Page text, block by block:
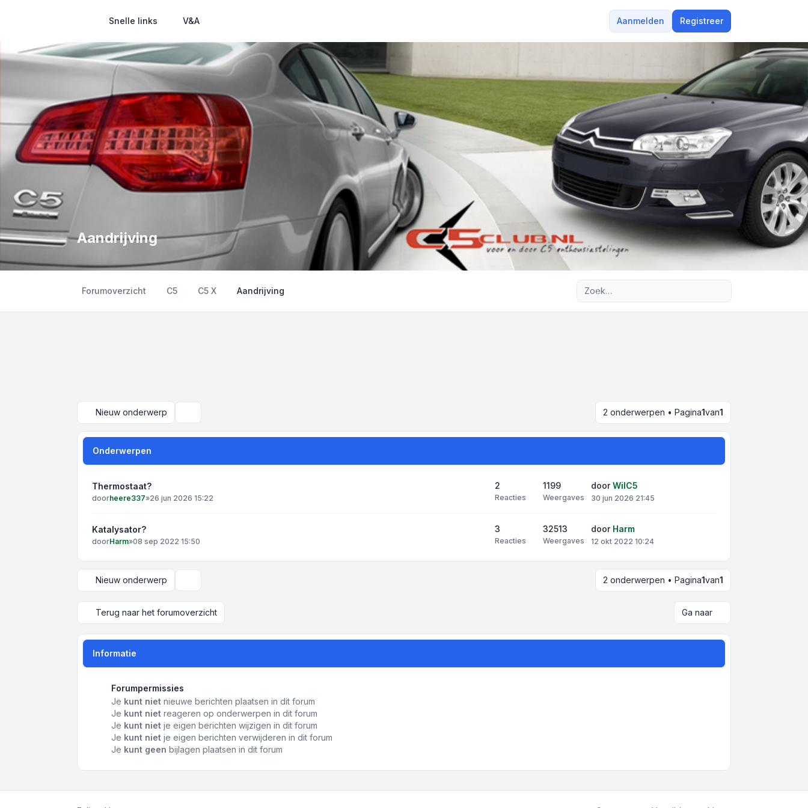
Snelle links V&A Aanmelden Registreer
Aandrijving
Forumoverzicht C5 C5 X Aandrijving
Nieuw onderwerp 2 onderwerpen • Pagina1van1
Onderwerpen
Thermostaat?
doorheere337»26 jun 2026 15:22
2
Reacties
1199
Weergaves
doorWilC5
30 jun 2026 21:45
Katalysator?
doorHarm»08 sep 2022 15:50
3
Reacties
32513
Weergaves
door Harm
12 okt 2022 10:24
Nieuw onderwerp 2 onderwerpen • Pagina1van1
Terug naar het forumoverzicht Ga naar
Informatie
Forumpermissies
Je kunt niet nieuwe berichten plaatsen in dit forum
Je kunt niet reageren op onderwerpen in dit forum
Je kunt niet je eigen berichten wijzigen in dit forum
Je kunt niet je eigen berichten verwijderen in dit forum
Je kunt geen bijlagen plaatsen in dit forum